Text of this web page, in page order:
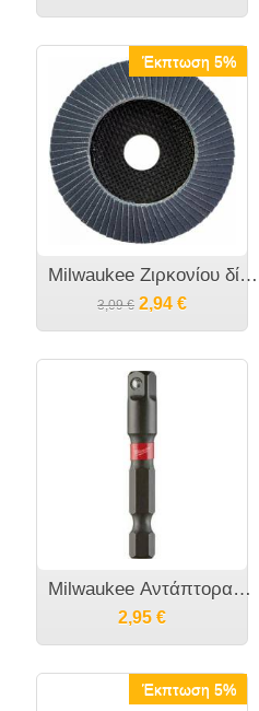
Έκπτωση 5%
Milwaukee Ζιρκονίου δίσκοι Φίμπερ
3,09 € 2,94 €
Milwaukee Αντάπτορας με Υποδοχή HEX 1/4" και Έξοδο για 1/4" τετράγωνο 4932471826
2,95 €
Έκπτωση 5%